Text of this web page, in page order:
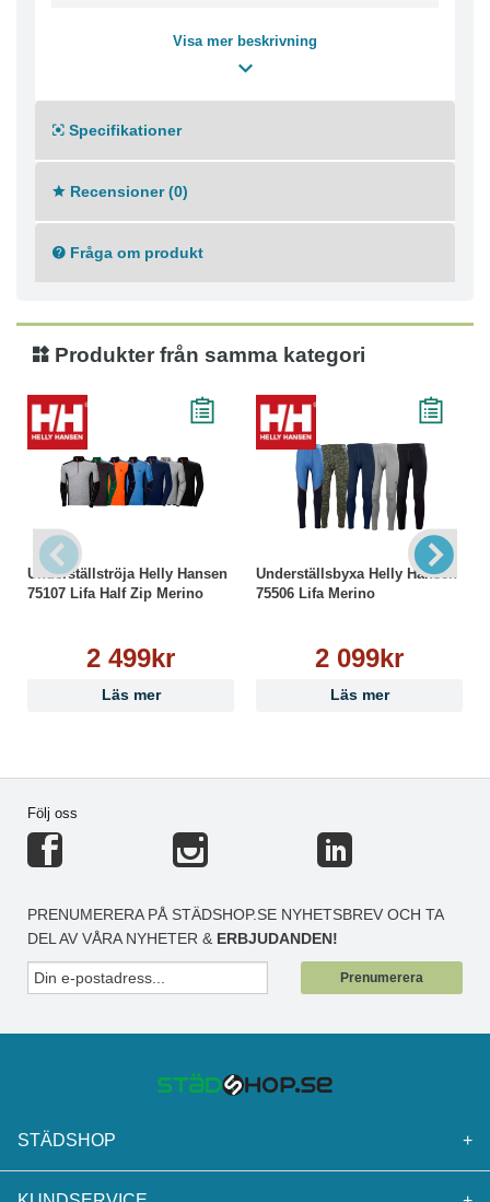
Produktinformation
Flatlocksömmar för extra komfort
Resår i midjan för perfekt passform och rörelsefrihet
ZQ Ull
Materialkomposition
- Maskintvätt skonsam 40°C
- Ej strykning
- Ej kemtvätt
- Tål ej blekmedel
Visa mer beskrivning
Specifikationer
Recensioner (0)
Fråga om produkt
Produkter från samma kategori
Underställströja Helly Hansen
75107 Lifa Half Zip Merino
2 499kr
Läs mer
Underställsbyxa Helly Hansen
75506 Lifa Merino
2 099kr
Läs mer
Följ oss
PRENUMERERA PÅ STÄDSHOP.SE NYHETSBREV OCH TA
DEL AV VÅRA NYHETER & ERBJUDANDEN!
Prenumerera
STÄDSHOP +